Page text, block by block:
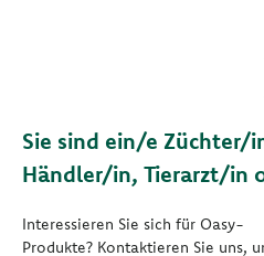
Sie sind ein/e Züchter/
Händler/in, Tierarzt/in
Interessieren Sie sich für Oasy-
Produkte? Kontaktieren Sie uns,